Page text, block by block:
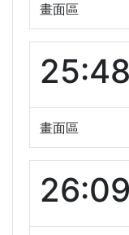
畫面區
畫面區